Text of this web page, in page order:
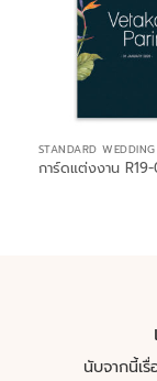
STANDARD
การ์ดแต่งงาน
นับจากนี้เ